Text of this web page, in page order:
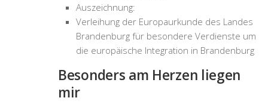
Auszeichnung:
Verleihung der Europaurkunde des Landes
Brandenburg für besondere Verdienste um
die europäische Integration in Brandenburg
Besonders am Herzen liegen
mir